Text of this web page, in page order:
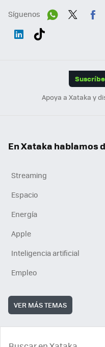
Síguenos
Apoya a Xataka y
En Xataka hablamos
Streaming
Espacio
Energía
Apple
Inteligencia artificial
Empleo
VER MÁS TEMAS